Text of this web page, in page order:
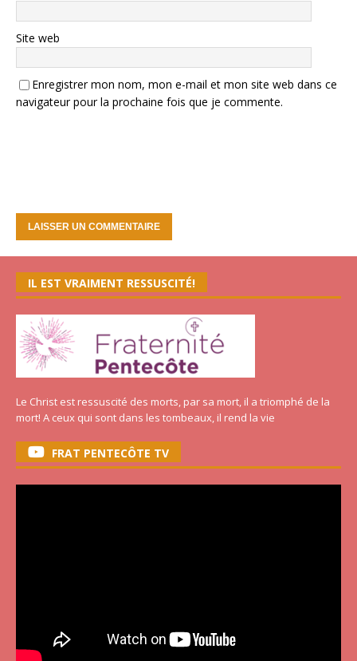
Site web
Enregistrer mon nom, mon e-mail et mon site web dans ce
navigateur pour la prochaine fois que je commente.
IL EST VRAIMENT RESSUSCITÉ!
Le Christ est ressuscité des morts, par sa mort, il a triomphé de la
mort! A ceux qui sont dans les tombeaux, il rend la vie
FRAT PENTECÔTE TV